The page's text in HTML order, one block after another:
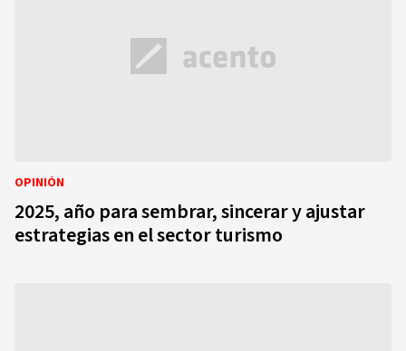
OPINIÓN
2025, año para sembrar, sincerar y ajustar
estrategias en el sector turismo